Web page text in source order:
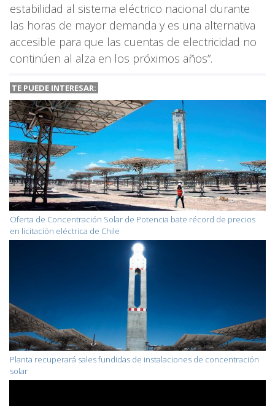
estabilidad al sistema eléctrico nacional durante
las horas de mayor demanda y es una alternativa
accesible para que las cuentas de electricidad no
continúen al alza en los próximos años”.
TE PUEDE INTERESAR:
Oferta de Concentración Solar de Potencia bate récord de precios
en licitación eléctrica de Chile
Planta recuperará sales fundidas de instalaciones de concentración
solar